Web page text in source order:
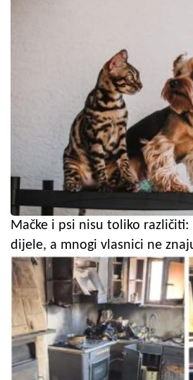
Mačke i psi nisu toliko različiti:
dijele, a mnogi vlasnici ne